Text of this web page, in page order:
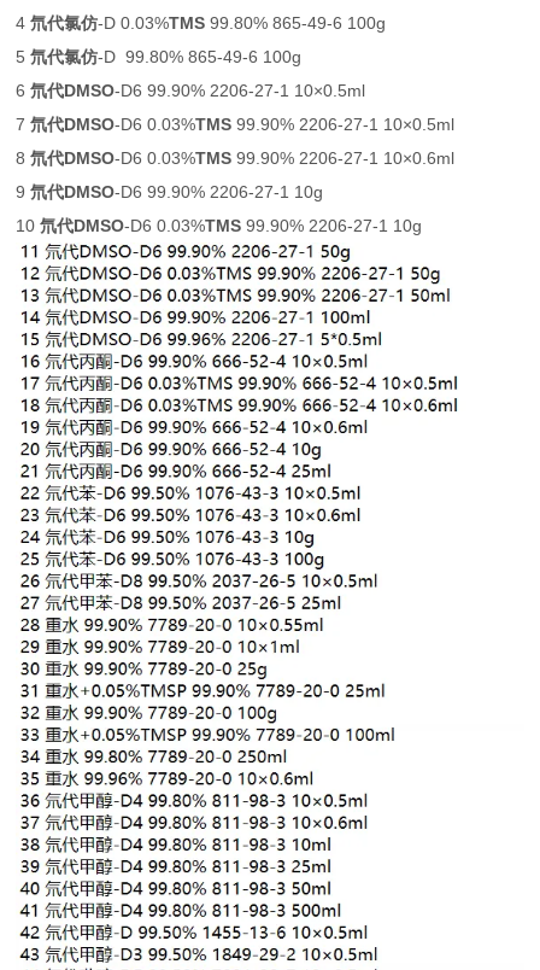
4氘代氯仿-D 0.03%TMS 99.80% 865-49-6 100g
5氘代氯仿-D 99.80% 865-49-6 100g
6氘代DMSO-D6 99.90% 2206-27-1 10×0.5ml
7氘代DMSO-D6 0.03%TMS 99.90% 2206-27-1 10×0.5ml
8氘代DMSO-D6 0.03%TMS 99.90% 2206-27-1 10×0.6ml
9氘代DMSO-D6 99.90% 2206-27-1 10g
10氘代DMSO-D6 0.03%TMS 99.90% 2206-27-1 10g